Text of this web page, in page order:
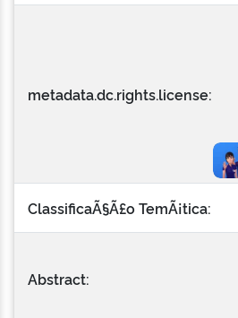
metadata.dc.rights.license:
ClassificaÃ§Ã£o TemÃ¡tica:
Abstract: